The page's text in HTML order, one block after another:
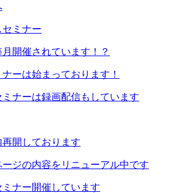
ミナー
開催されています！？
ーは始まっております！
ナーは録画配信もしています
開しております
ジの内容をリニューアル中です
ナー開催しています